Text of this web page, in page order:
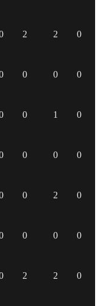
2 2 0
0 0 0
0 1 0
0 0 0
0 2 0
0 0 0
2 2 0